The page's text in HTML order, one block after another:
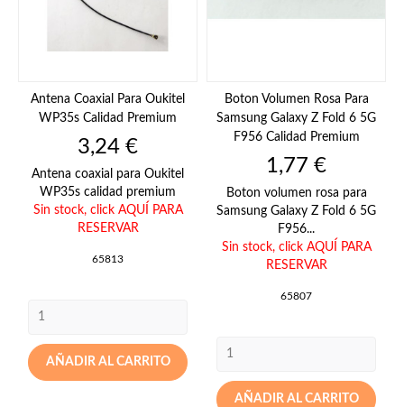
Antena Coaxial Para Oukitel
WP35s Calidad Premium
Precio
3,24 €
Antena coaxial para Oukitel
WP35s calidad premium
Sin stock, click AQUÍ PARA
RESERVAR
65813
AÑADIR AL CARRITO
Boton Volumen Rosa Para
Samsung Galaxy Z Fold 6 5G
F956 Calidad Premium
Precio
1,77 €
Boton volumen rosa para
Samsung Galaxy Z Fold 6 5G
F956...
Sin stock, click AQUÍ PARA
RESERVAR
65807
AÑADIR AL CARRITO